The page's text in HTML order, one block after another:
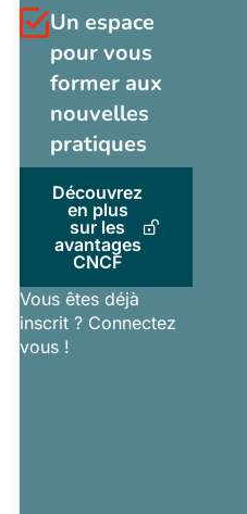
Un espace
pour vous
former aux
nouvelles
pratiques
Découvrez
en plus
sur les
avantages
CNCF
Vous êtes déjà
inscrit ? Connectez
vous !